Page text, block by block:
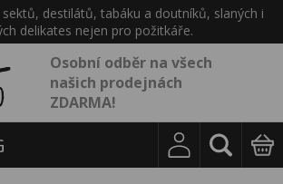
sektů, destilátů, tabáku a doutníků, slaných i
delikates nejen pro požitkáře.
Osobní odběr na všech
našich prodejnách
ZDARMA!